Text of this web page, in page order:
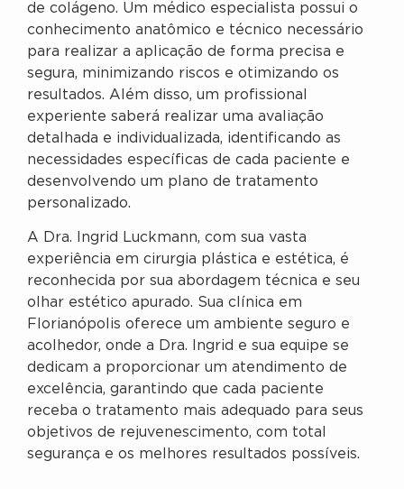
de colágeno. Um médico especialista possui o
conhecimento anatômico e técnico necessário
para realizar a aplicação de forma precisa e
segura, minimizando riscos e otimizando os
resultados. Além disso, um profissional
experiente saberá realizar uma avaliação
detalhada e individualizada, identificando as
necessidades específicas de cada paciente e
desenvolvendo um plano de tratamento
personalizado.
A Dra. Ingrid Luckmann, com sua vasta
experiência em cirurgia plástica e estética, é
reconhecida por sua abordagem técnica e seu
olhar estético apurado. Sua clínica em
Florianópolis oferece um ambiente seguro e
acolhedor, onde a Dra. Ingrid e sua equipe se
dedicam a proporcionar um atendimento de
excelência, garantindo que cada paciente
receba o tratamento mais adequado para seus
objetivos de rejuvenescimento, com total
segurança e os melhores resultados possíveis.